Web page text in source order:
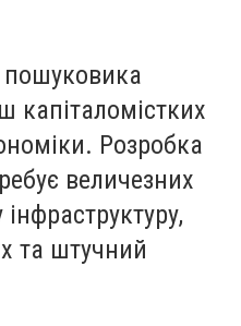
пошуковика
капіталомістких
Розробка
величезних
та штучний